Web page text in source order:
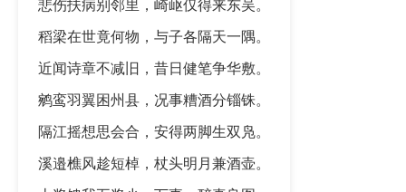
悲伤扶病别邻里，崎岖仅得来东吴。
稻梁在世竟何物，与子各隔天一隅。
近闻诗章不减旧，昔日健笔争华敷。
鹓鸾羽翼困州县，况事糟酒分锱铢。
隔江摇想思会合，安得两脚生双凫。
溪邉樵风趁短棹，杖头明月兼酒壶。